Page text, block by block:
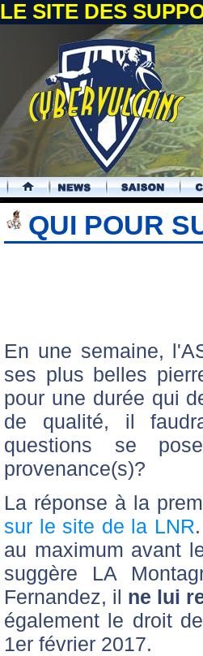
LE SITE DES
.
QUI POUR
En une semaine,
ses plus belles
pour une durée qui
de qualité, il
questions se
provenance(s)?
La réponse à la
sur le site de la LNR
au maximum avant
suggère LA
Fernandez, il ne lui
également le droit
1er février 2017.